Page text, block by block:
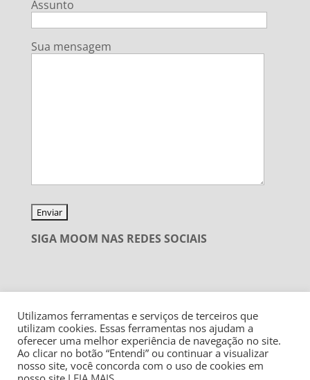
Assunto
Sua mensagem
SIGA MOOM NAS REDES SOCIAIS
Utilizamos ferramentas e serviços de terceiros que
utilizam cookies. Essas ferramentas nos ajudam a
oferecer uma melhor experiência de navegação no site.
Ao clicar no botão “Entendi” ou continuar a visualizar
nosso site, você concorda com o uso de cookies em